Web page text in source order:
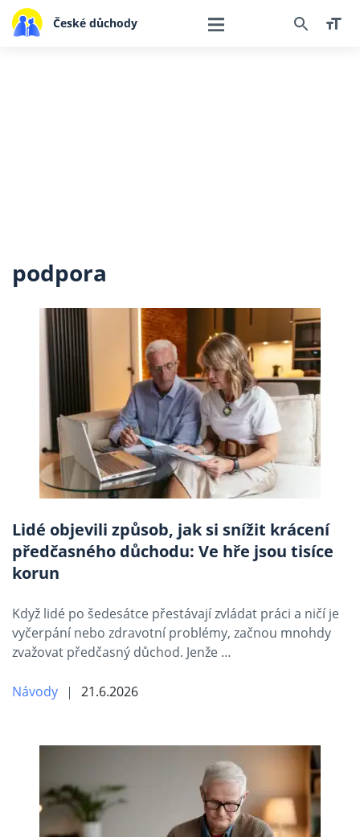
České důchody
podpora
Lidé objevili způsob, jak si snížit krácení
předčasného důchodu: Ve hře jsou tisíce
korun
Když lidé po šedesátce přestávají zvládat práci a ničí je
vyčerpání nebo zdravotní problémy, začnou mnohdy
zvažovat předčasný důchod. Jenže …
Návody 21.6.2026